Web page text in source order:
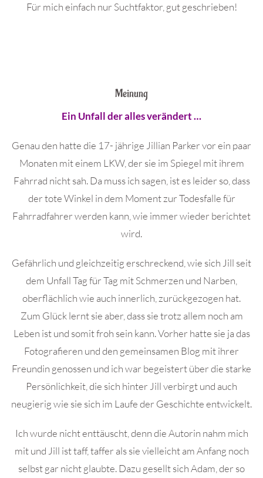
Für mich einfach nur Suchtfaktor, gut geschrieben!
Meinung
Ein Unfall der alles verändert …
Genau den hatte die 17- jährige Jillian Parker vor ein paar
Monaten mit einem LKW, der sie im Spiegel mit ihrem
Fahrrad nicht sah. Da muss ich sagen, ist es leider so, dass
der tote Winkel in dem Moment zur Todesfalle für
Fahrradfahrer werden kann, wie immer wieder berichtet
wird.
Gefährlich und gleichzeitig erschreckend, wie sich Jill seit
dem Unfall Tag für Tag mit Schmerzen und Narben,
oberflächlich wie auch innerlich, zurückgezogen hat.
Zum Glück lernt sie aber, dass sie trotz allem noch am
Leben ist und somit froh sein kann. Vorher hatte sie ja das
Fotografieren und den gemeinsamen Blog mit ihrer
Freundin genossen und ich war begeistert über die starke
Persönlichkeit, die sich hinter Jill verbirgt und auch
neugierig wie sie sich im Laufe der Geschichte entwickelt.
Ich wurde nicht enttäuscht, denn die Autorin nahm mich
mit und Jill ist taff, taffer als sie vielleicht am Anfang noch
selbst gar nicht glaubte. Dazu gesellt sich Adam, der so